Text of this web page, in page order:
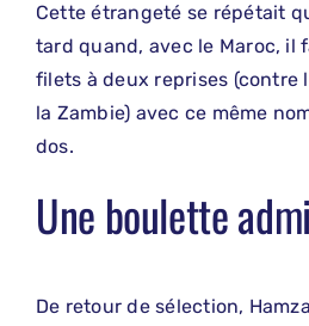
Cette étrangeté se répétait
tard quand, avec le Maroc, il
filets à deux reprises (contre
la Zambie) avec ce même
dos.
Une boulette
De retour de sélection,